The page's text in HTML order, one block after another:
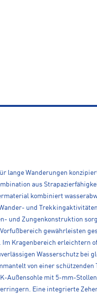
lange Wanderungen
aus
kombiniert
und
und Zungenkonstruktion
gewährleisten
Kragenbereich erleichtern
Wasserschutz
von einer
Außensohle mit 5-mm-
Eine integrierte